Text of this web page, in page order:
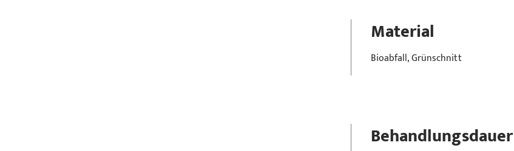
Material
Bioabfall, Grünschnitt
Behandlungsdauer